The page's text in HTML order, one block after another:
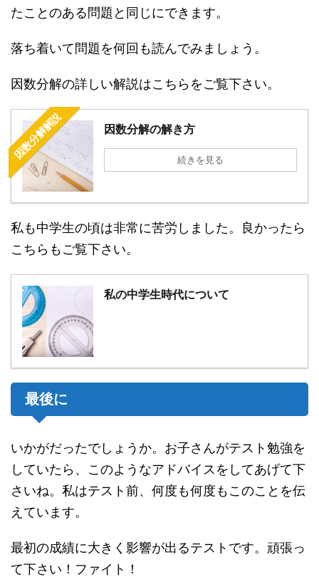
たことのある問題と同じにできます。
落ち着いて問題を何回も読んでみましょう。
因数分解の詳しい解説はこちらをご覧下さい。
因数分解解説 因数分解の解き方
続きを見る
私も中学生の頃は非常に苦労しました。良かったら
こちらもご覧下さい。
私の中学生時代について
最後に
いかがだったでしょうか。お子さんがテスト勉強を
していたら、このようなアドバイスをしてあげて下
さいね。私はテスト前、何度も何度もこのことを伝
えています。
最初の成績に大きく影響が出るテストです。頑張っ
て下さい！ファイト！